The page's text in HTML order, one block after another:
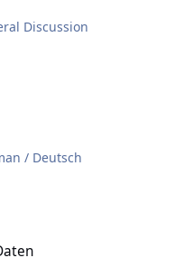
Discussion
/ Deutsch